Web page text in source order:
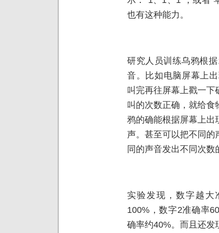
也有这种能力。
研究人员训练乌鸦根
音。比如电脑屏幕上
叫完再往屏幕上戳一
叫的次数正确，就给
鸦的确能根据屏幕上出
声。甚至可以把不同
同的声音发出不同次数
实验发现，数字越大
100%，数字2准确率
确率约40%。而且还发